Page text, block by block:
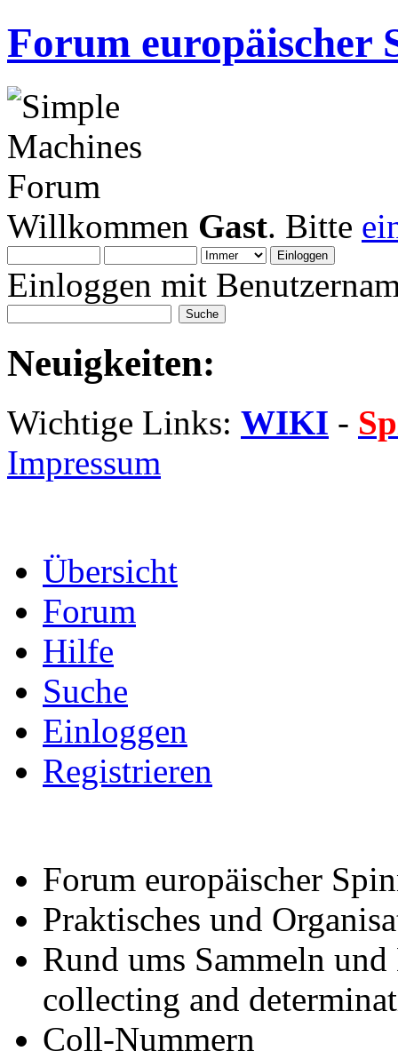
Forum europäischer
Willkommen Gast. Bitte
Einloggen mit
Neuigkeiten:
Wichtige Links: WIKI -
Impressum
Übersicht
Forum
Hilfe
Suche
Einloggen
Registrieren
Forum europäischer
Praktisches und
Rund ums Sammeln
collecting and
Coll-Nummern